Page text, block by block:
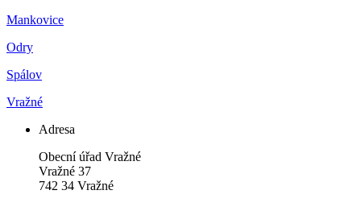
Mankovice
Odry
Spálov
Vražné
Adresa
Obecní úřad Vražné
Vražné 37
742 34 Vražné